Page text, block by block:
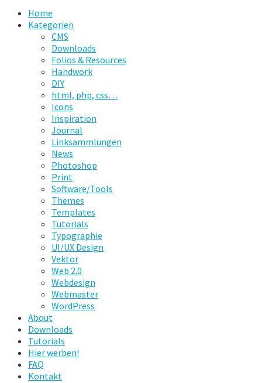
Home
Kategorien
CMS
Downloads
Folios & Resources
Handwork
DIY
html, php, css…
Icons
Inspiration
Journal
Linksammlungen
News
Photoshop
Print
Software/Tools
Themes
Templates
Tutorials
Typographie
UI/UX Design
Vektor
Web 2.0
Webdesign
Webmaster
WordPress
About
Downloads
Tutorials
Hier werben!
FAQ
Kontakt